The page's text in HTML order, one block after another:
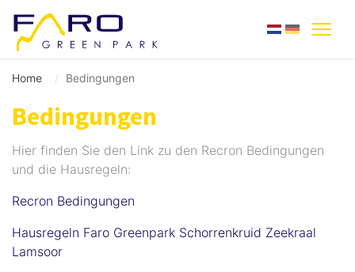
Home Bedingungen
Bedingungen
Hier finden Sie den Link zu den Recron Bedingungen
und die Hausregeln:
Recron Bedingungen
Hausregeln Faro Greenpark Schorrenkruid Zeekraal
Lamsoor